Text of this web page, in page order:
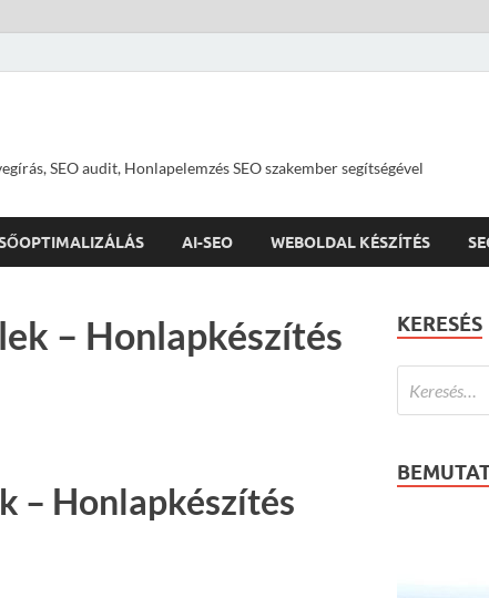
SEO audit, Honlapelemzés SEO szakember segítségével
AI-SEO WEBOLDAL KÉSZÍTÉS
– Honlapkészítés
– Honlapkészítés
KERESÉS